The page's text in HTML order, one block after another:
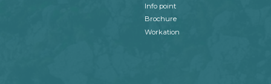
Info point
Brochure
Workation